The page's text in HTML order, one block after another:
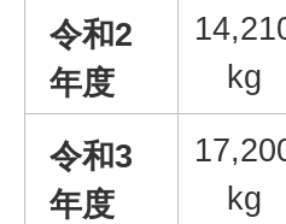
令和2
年度
kg
令和3
年度
kg